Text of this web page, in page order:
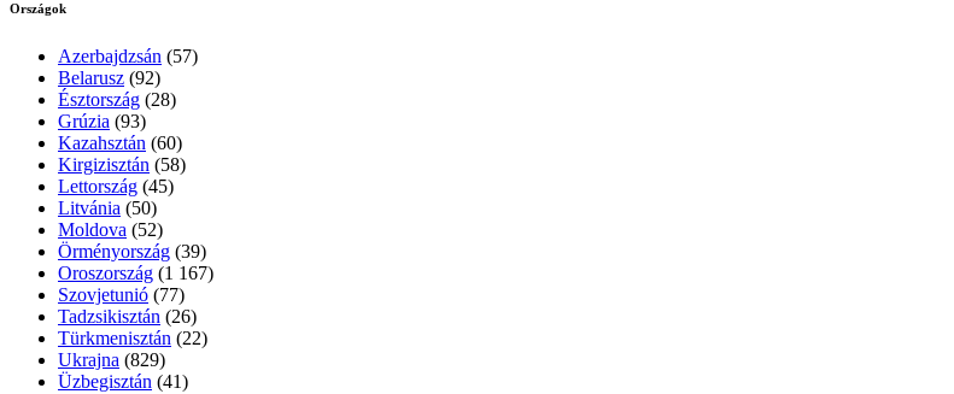
Országok
Azerbajdzsán (57)
Belarusz (92)
Észtország (28)
Grúzia (93)
Kazahsztán (60)
Kirgizisztán (58)
Lettország (45)
Litvánia (50)
Moldova (52)
Örményország (39)
Oroszország (1 167)
Szovjetunió (77)
Tadzsikisztán (26)
Türkmenisztán (22)
Ukrajna (829)
Üzbegisztán (41)